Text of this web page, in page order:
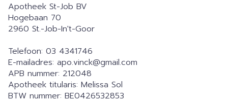
Apotheek St-Job BV
Hogebaan 70
2960 St.-Job-In't-Goor
Telefoon: 03 4341746
E-mailadres: apo.vinck@gmail.com
APB nummer: 212048
Apotheek titularis: Melissa Sol
BTW nummer: BE0426532853